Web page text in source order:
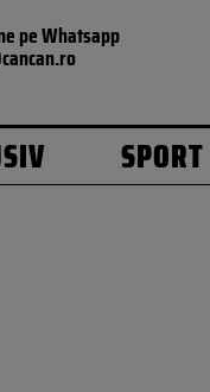
pe Whatsapp
SPORT